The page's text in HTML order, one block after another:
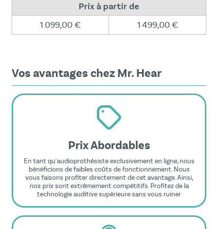
Prix à partir de
1 099,00 €
1 499,00 €
Vos avantages chez Mr. Hear
Prix Abordables
En tant qu'audioprothésiste exclusivement en ligne, nous
bénéficions de faibles coûts de fonctionnement. Nous
vous faisons profiter directement de cet avantage. Ainsi,
nos prix sont extrêmement compétitifs. Profitez de la
technologie auditive supérieure sans vous ruiner